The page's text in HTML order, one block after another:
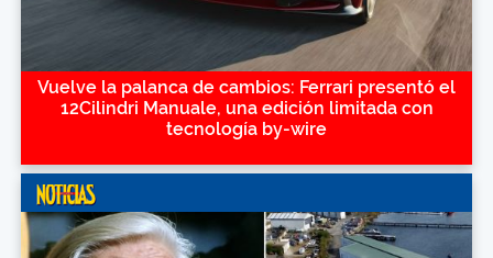
Vuelve la palanca de cambios: Ferrari presentó el
12Cilindri Manuale, una edición limitada con
tecnología by-wire